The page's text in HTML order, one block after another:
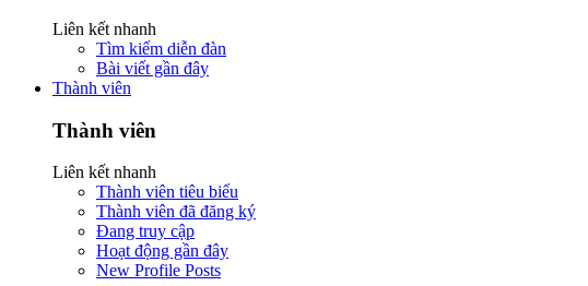
Liên kết nhanh
Tìm kiếm diễn đàn
Bài viết gần đây
Thành viên
Thành viên
Liên kết nhanh
Thành viên tiêu biểu
Thành viên đã đăng ký
Đang truy cập
Hoạt động gần đây
New Profile Posts